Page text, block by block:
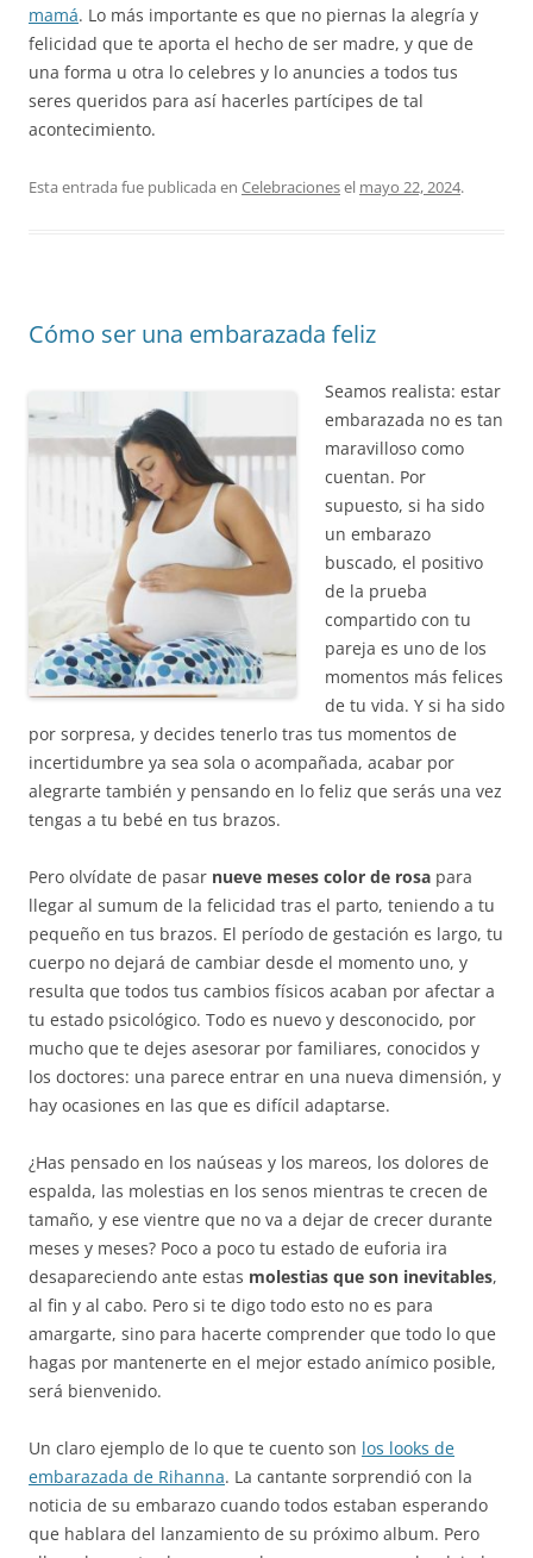
mamá. Lo más importante es que no piernas la alegría y
felicidad que te aporta el hecho de ser madre, y que de
una forma u otra lo celebres y lo anuncies a todos tus
seres queridos para así hacerles partícipes de tal
acontecimiento.
Esta entrada fue publicada en Celebracionesel mayo 22, 2024.
Cómo ser una embarazada feliz
Seamos realista: estar
embarazada no es tan
maravilloso como
cuentan. Por
supuesto, si ha sido
un embarazo
buscado, el positivo
de la prueba
compartido con tu
pareja es uno de los
momentos más felices
de tu vida. Y si ha sido
por sorpresa, y decides tenerlo tras tus momentos de
incertidumbre ya sea sola o acompañada, acabar por
alegrarte también y pensando en lo feliz que serás una vez
tengas a tu bebé en tus brazos.
Pero olvídate de pasar nueve meses color de rosa para
llegar al sumum de la felicidad tras el parto, teniendo a tu
pequeño en tus brazos. El período de gestación es largo, tu
cuerpo no dejará de cambiar desde el momento uno, y
resulta que todos tus cambios físicos acaban por afectar a
tu estado psicológico. Todo es nuevo y desconocido, por
mucho que te dejes asesorar por familiares, conocidos y
los doctores: una parece entrar en una nueva dimensión, y
hay ocasiones en las que es difícil adaptarse.
¿Has pensado en los naúseas y los mareos, los dolores de
espalda, las molestias en los senos mientras te crecen de
tamaño, y ese vientre que no va a dejar de crecer durante
meses y meses? Poco a poco tu estado de euforia ira
desapareciendo ante estas molestias que son inevitables,
al fin y al cabo. Pero si te digo todo esto no es para
amargarte, sino para hacerte comprender que todo lo que
hagas por mantenerte en el mejor estado anímico posible,
será bienvenido.
Un claro ejemplo de lo que te cuento son los looks de
embarazada de Rihanna. La cantante sorprendió con la
noticia de su embarazo cuando todos estaban esperando
que hablara del lanzamiento de su próximo album. Pero